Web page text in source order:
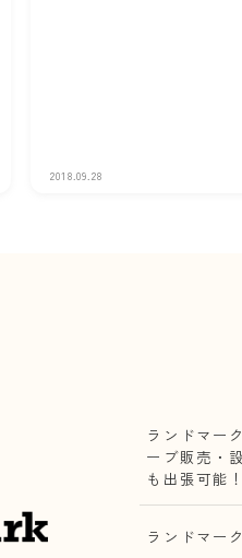
2018.09.28
ランドマー
ーブ販売・
も出張可能！
ランドマー